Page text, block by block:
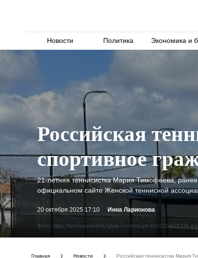
Новости Политика Экономика и
Фото: https://tennisweekend.ru/wp-content/uploads/2024/03/746.jpg
Российская
спортивное
21-летняя теннисистка Мария Тимофеева,
официальном сайте Женской теннисной
20 октября 2025 17:10 Инна Ларионова
Главная Новости Российская теннисистка Мария